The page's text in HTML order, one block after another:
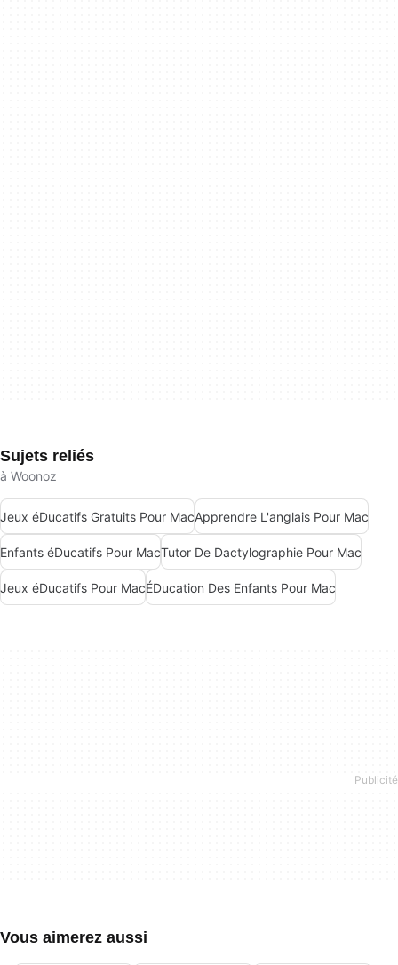
Sujets reliés
à Woonoz
Jeux éDucatifs Gratuits Pour MacApprendre L'anglais Pour Mac
Enfants éDucatifs Pour MacTutor De Dactylographie Pour Mac
Jeux éDucatifs Pour MacÉDucation Des Enfants Pour Mac
Vous aimerez aussi